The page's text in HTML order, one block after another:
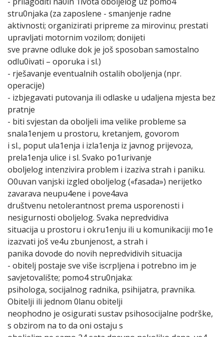
stru0njaka (za zaposlene - smanjenje radne
aktivnosti; organizirati pripreme za mirovinu; prestati
upravljati motornim vozilom; donijeti
sve pravne odluke dok je još sposoban samostalno
odlu0ivati – oporuka i sl.)
- rješavanje eventualnih ostalih oboljenja (npr.
operacije)
- izbjegavati putovanja ili odlaske u udaljena mjesta bez
pratnje
- biti svjestan da oboljeli ima velike probleme sa
snala1enjem u prostoru, kretanjem, govorom
i sl., poput ula1enja i izla1enja iz javnog prijevoza,
prela1enja ulice i sl. Svako po1urivanje
oboljelog intenzivira problem i izaziva strah i paniku.
O0uvan vanjski izgled oboljelog («fasada») nerijetko
zavarava neupu4ene i pove4ava
društvenu netolerantnost prema usporenosti i
nesigurnosti oboljelog. Svaka nepredvidiva
situacija u prostoru i okru1enju ili u komunikaciji mo1e
izazvati još ve4u zbunjenost, a strah i
panika dovode do novih nepredvidivih situacija
- obitelj postaje sve više iscrpljena i potrebno im je
savjetovalište; pomo4 stru0njaka:
psihologa, socijalnog radnika, psihijatra, pravnika.
Obitelji ili jednom 0lanu obitelji
neophodno je osigurati sustav psihosocijalne podrške,
s obzirom na to da oni ostaju s